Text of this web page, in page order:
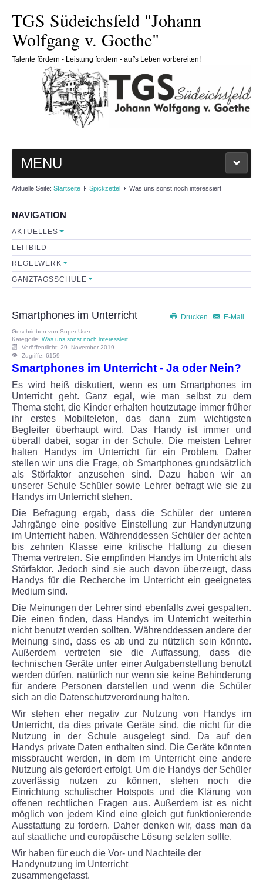
TGS Südeichsfeld "Johann
Wolfgang v. Goethe"
Talente fördern - Leistung fordern - auf's Leben vorbereiten!
MENU
HOME
SCHULE
Schulleitung
Sekretariat
Lehrerkollegium
Mitarbeiter
Schulkonferenz
FÖRDERVEREIN
Initiative
Satzung
Leistungen
FORMULARE
Krankmeldung
Freistellungsantrag
Anmeldung zum Schulbesuch
Anmeldung bei Schulwechsel
Anmeldung für die 1. Klasse
Merkblatt zur Erhebung personenbezogener
BERUFSWAHLVORBEREITUNG
Konzeption
Termine
Unsere Partner
KONZEPT TGS
KONTAKTE
Aktuelle Seite: Startseite Spickzettel Was uns sonst noch interessiert
NAVIGATION
AKTUELLES
LEITBILD
REGELWERK
GANZTAGSSCHULE
Drucken E-Mail
Smartphones im Unterricht
Geschrieben von Super User
Kategorie: Was uns sonst noch interessiert
Veröffentlicht: 29. November 2019
Zugriffe: 6159
Smartphones im Unterricht - Ja oder Nein?
Es wird heiß diskutiert, wenn es um Smartphones im
Unterricht geht. Ganz egal, wie man selbst zu dem
Thema steht, die Kinder erhalten heutzutage immer früher
ihr erstes Mobiltelefon, das dann zum wichtigsten
Begleiter überhaupt wird. Das Handy ist immer und
überall dabei, sogar in der Schule. Die meisten Lehrer
halten Handys im Unterricht für ein Problem. Daher
stellen wir uns die Frage, ob Smartphones grundsätzlich
als Störfaktor anzusehen sind. Dazu haben wir an
unserer Schule Schüler sowie Lehrer befragt wie sie zu
Handys im Unterricht stehen.
Die Befragung ergab, dass die Schüler der unteren
Jahrgänge eine positive Einstellung zur Handynutzung
im Unterricht haben. Währenddessen Schüler der achten
bis zehnten Klasse eine kritische Haltung zu diesen
Thema vertreten. Sie empfinden Handys im Unterricht als
Störfaktor. Jedoch sind sie auch davon überzeugt, dass
Handys für die Recherche im Unterricht ein geeignetes
Medium sind.
Die Meinungen der Lehrer sind ebenfalls zwei gespalten.
Die einen finden, dass Handys im Unterricht weiterhin
nicht benutzt werden sollten. Währenddessen andere der
Meinung sind, dass es ab und zu nützlich sein könnte.
Außerdem vertreten sie die Auffassung, dass die
technischen Geräte unter einer Aufgabenstellung benutzt
werden dürfen, natürlich nur wenn sie keine Behinderung
für andere Personen darstellen und wenn die Schüler
sich an die Datenschutzverordnung halten.
Wir stehen eher negativ zur Nutzung von Handys im
Unterricht, da dies private Geräte sind, die nicht für die
Nutzung in der Schule ausgelegt sind. Da auf den
Handys private Daten enthalten sind. Die Geräte könnten
missbraucht werden, in dem im Unterricht eine andere
Nutzung als gefordert erfolgt. Um die Handys der Schüler
zuverlässig nutzen zu können, stehen noch die
Einrichtung schulischer Hotspots und die Klärung von
offenen rechtlichen Fragen aus. Außerdem ist es nicht
möglich von jedem Kind eine gleich gut funktionierende
Ausstattung zu fordern. Daher denken wir, dass man da
auf staatliche und europäische Lösung setzten sollte.
Wir haben für euch die Vor- und Nachteile der
Handynutzung im Unterricht